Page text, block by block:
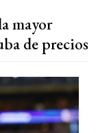
mayor
de precios